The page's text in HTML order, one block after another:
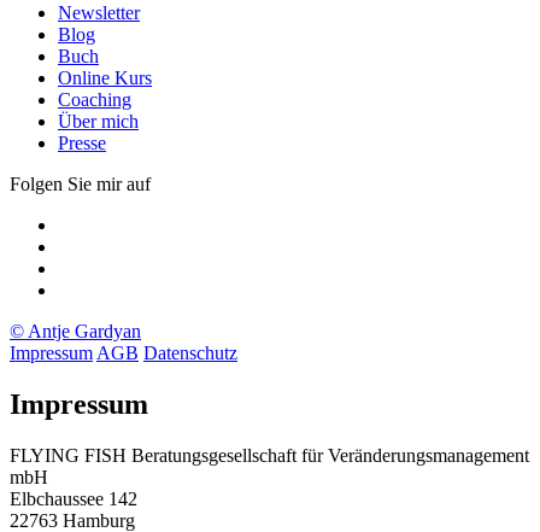
Newsletter
Blog
Buch
Online Kurs
Coaching
Über mich
Presse
Folgen Sie mir auf
© Antje Gardyan
Impressum AGB Datenschutz
Impressum
FLYING FISH Beratungsgesellschaft für Veränderungsmanagement
mbH
Elbchaussee 142
22763 Hamburg